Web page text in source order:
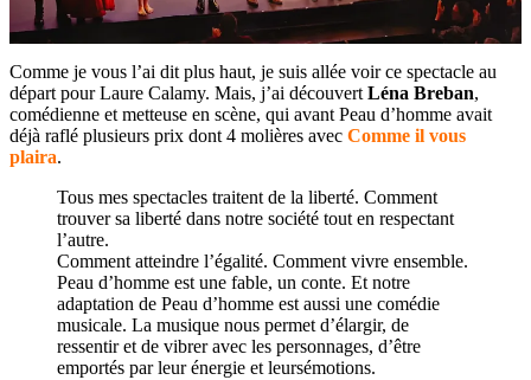
Comme je vous l’ai dit plus haut, je suis allée voir ce spectacle au
départ pour Laure Calamy. Mais, j’ai découvertLéna Breban,
comédienne et metteuse en scène, qui avant Peau d’homme avait
déjà raflé plusieurs prix dont 4 molières avec Comme il vous
plaira.
Tous mes spectacles traitent de la liberté. Comment
trouver sa liberté dans notre société tout en respectant
l’autre.
Comment atteindre l’égalité. Comment vivre ensemble.
Peau d’homme est une fable, un conte. Et notre
adaptation de Peau d’homme est aussi une comédie
musicale. La musique nous permet d’élargir, de
ressentir et de vibrer avec les personnages, d’être
emportés par leur énergie et leursémotions.